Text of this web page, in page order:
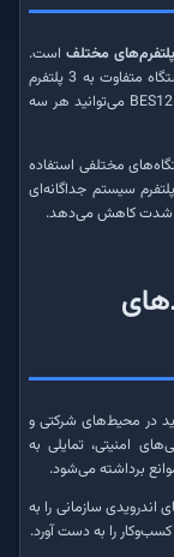
مختلف است.
به طور مثال، فرض کنید شما یک مدیر IT هستید و 3 دستگاه متفاوت به 3 پلتفرم
متفاوت اندروید، ویندوز و iOS دارید. با استفاده از سیستم BES12 می‌توانید هر سه
مختلفی استفاده
سیستم جداگانه‌ای
به شدت کاهش می‌دهد.
در محیط‌های شرکتی و
امنیتی، تمایلی به
برداشته می‌شود.
اندرویدی سازمانی را به
را به دست آورد.